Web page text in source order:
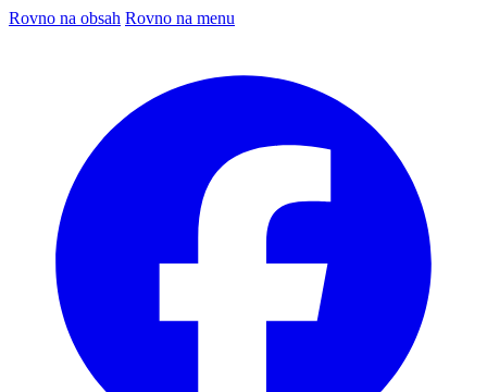
Rovno na obsah Rovno na menu